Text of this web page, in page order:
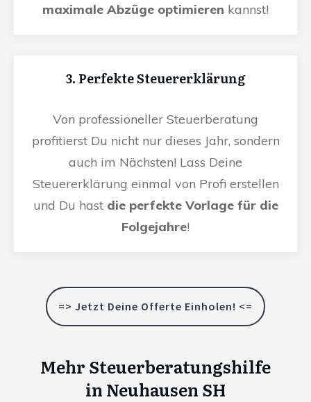
maximale Abzüge optimieren kannst!
3. Perfekte Steuererklärung
Von professioneller Steuerberatung
profitierst Du nicht nur dieses Jahr, sondern
auch im Nächsten! Lass Deine
Steuererklärung einmal von Profi erstellen
und Du hast die perfekte Vorlage für die
Folgejahre!
=> Jetzt Deine Offerte Einholen! <=
Mehr Steuerberatungshilfe
in Neuhausen SH